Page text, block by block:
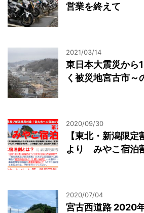
営業を終えて
2021/03/14
東日本大震災か
く被災地宮古市～
2020/09/30
【東北・新潟限
より みやこ宿泊
2020/07/04
宮古西道路 2020